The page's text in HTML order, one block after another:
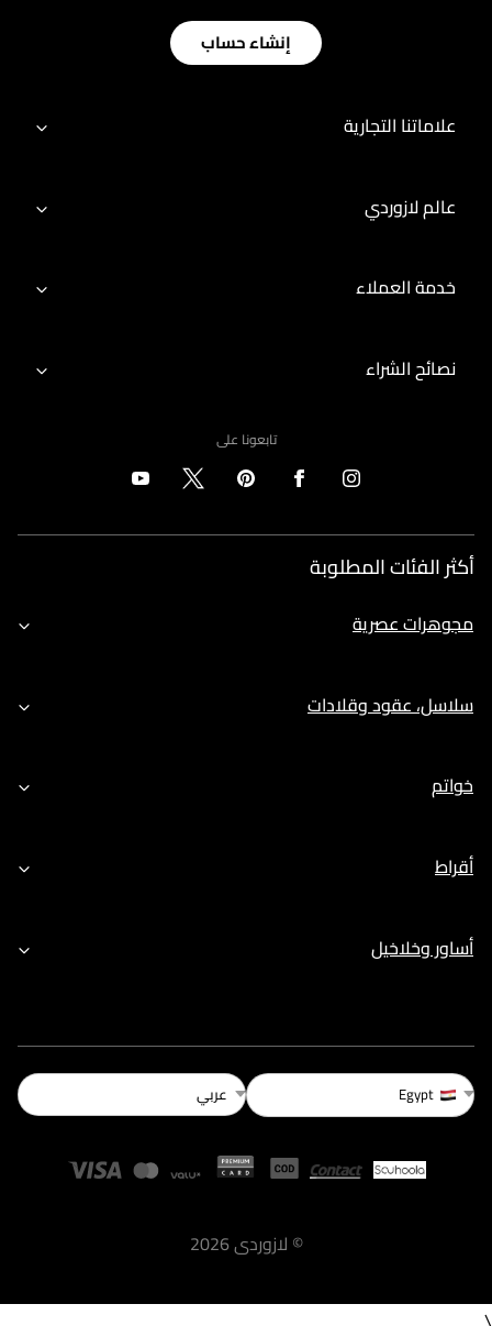
إنشاء حساب
علاماتنا التجارية
عالم لازوردي
خدمة العملاء
نصائح الشراء
تابعونا على
أكثر الفئات المطلوبة
مجوهرات عصرية
سلاسل، عقود وقلادات
خواتم
أقراط
أساور وخلاخيل
Egypt عربي
© لازوردى2026